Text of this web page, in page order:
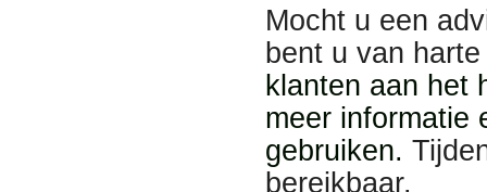
Mocht u een
bent u van
klanten aan het
meer informatie
gebruiken.
bereikbaar.